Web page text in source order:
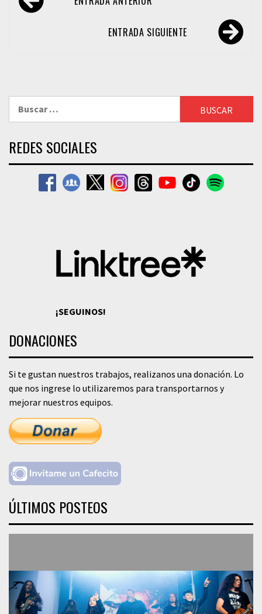
de
ENTRADA SIGUIENTE
REDES SOCIALES
¡SEGUINOS!
DONACIONES
Si te gustan nuestros trabajos, realizanos una donación. Lo
que nos ingrese lo utilizaremos para transportarnos y
mejorar nuestros equipos.
ÚLTIMOS POSTEOS